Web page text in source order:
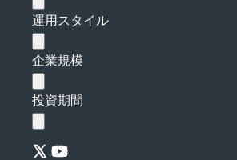
運用スタイル
企業規模
投資期間